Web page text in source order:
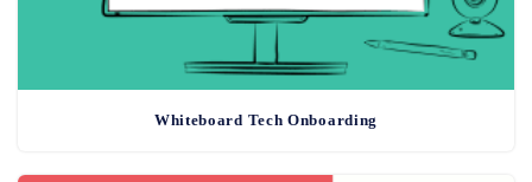
Whiteboard Tech Onboarding